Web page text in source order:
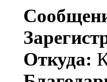
Откуда: